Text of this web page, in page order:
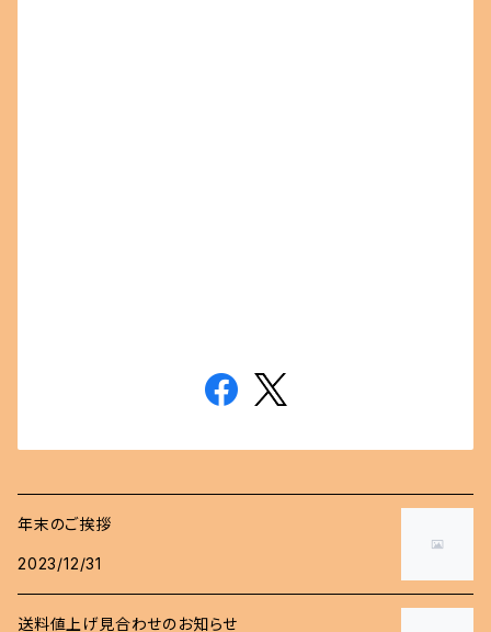
年末のご挨拶
2023/12/31
送料値上げ見合わせのお知らせ